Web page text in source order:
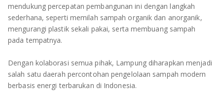
mendukung percepatan pembangunan ini dengan langkah
sederhana, seperti memilah sampah organik dan anorganik,
mengurangi plastik sekali pakai, serta membuang sampah
pada tempatnya.
Dengan kolaborasi semua pihak, Lampung diharapkan menjadi
salah satu daerah percontohan pengelolaan sampah modern
berbasis energi terbarukan di Indonesia.